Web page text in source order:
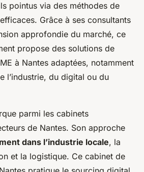
pointus via des méthodes de
Grâce à ses consultants
approfondie du marché, ce
propose des solutions de
à Nantes adaptées, notamment
l’industrie, du digital ou du
parmi les cabinets
de Nantes. Son approche
dans l’industrie locale, la
et la logistique. Ce cabinet de